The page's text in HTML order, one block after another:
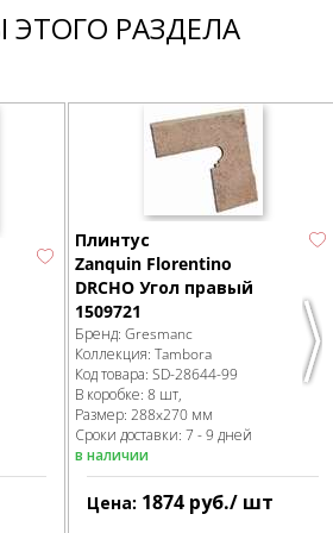
ЭТОГО РАЗДЕЛА
Плинтус
Zanquin Florentino
DRCHO Угол правый
1509721
Бренд: Gresmanc
Коллекция: Tambora
Код товара: SD-28644-99
В коробке: 8 шт,
Размер: 288x270 мм
Сроки доставки: 7 - 9 дней
в наличии
Цена: 1874 руб./ шт